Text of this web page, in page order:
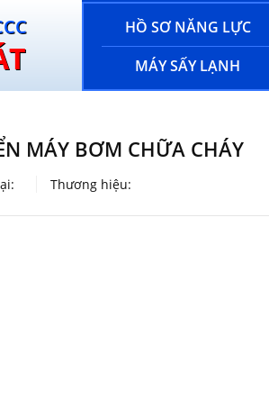
HỒ SƠ NĂNG LỰC
MÁY SẤY LẠNH
MÁY BƠM CHỮA CHÁY
Thương hiệu: